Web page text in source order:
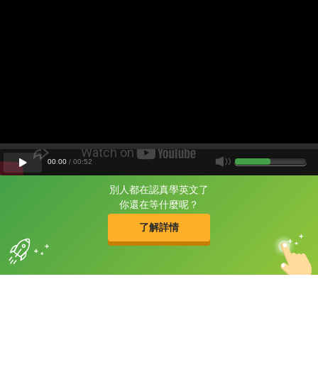
別人都在認真學英文了
你還在等什麼呢？
了解詳情
片尾有
攻其不背
的品牌故事
00:00 / 00:52